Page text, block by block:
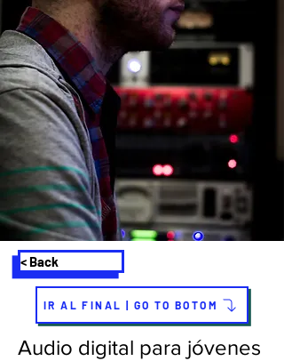
< Back
IR AL FINAL | GO TO BOTOM
Audio digital para jóvenes